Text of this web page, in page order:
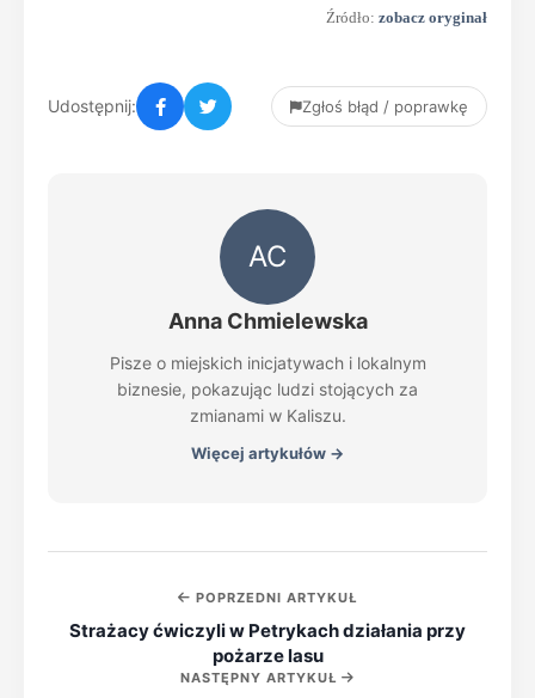
Źródło: zobacz oryginał
Udostępnij: Zgłoś błąd / poprawkę
AC
Anna Chmielewska
Pisze o miejskich inicjatywach i lokalnym
biznesie, pokazując ludzi stojących za
zmianami w Kaliszu.
Więcej artykułów →
POPRZEDNI ARTYKUŁ
Strażacy ćwiczyli w Petrykach działania przy
pożarze lasu
NASTĘPNY ARTYKUŁ